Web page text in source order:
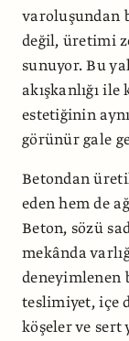
varoluşundan
değil, üretimi
sunuyor. Bu
akışkanlığı
estetiğinin
görünür gale
Betondan
eden hem de
Beton, sözü
mekânda
deneyimlenen
teslimiyet, içe
köşeler ve sert